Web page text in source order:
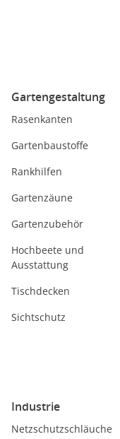
Gartengestaltung
Rasenkanten
Gartenbaustoffe
Rankhilfen
Gartenzäune
Gartenzubehör
Hochbeete und
Ausstattung
Tischdecken
Sichtschutz
Industrie
Netzschutzschläuche